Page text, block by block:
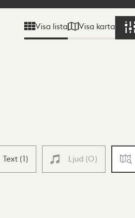
Visa lista Visa karta
Text (1) Ljud (0)